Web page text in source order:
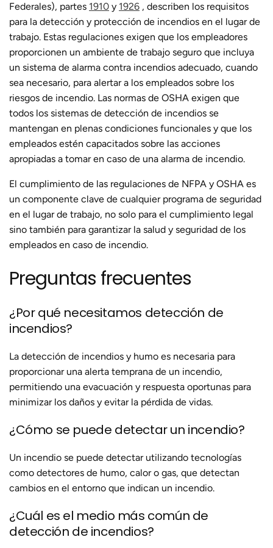
Federales), partes 1910 y 1926 , describen los requisitos
para la detección y protección de incendios en el lugar de
trabajo. Estas regulaciones exigen que los empleadores
proporcionen un ambiente de trabajo seguro que incluya
un sistema de alarma contra incendios adecuado, cuando
sea necesario, para alertar a los empleados sobre los
riesgos de incendio. Las normas de OSHA exigen que
todos los sistemas de detección de incendios se
mantengan en plenas condiciones funcionales y que los
empleados estén capacitados sobre las acciones
apropiadas a tomar en caso de una alarma de incendio.
El cumplimiento de las regulaciones de NFPA y OSHA es
un componente clave de cualquier programa de seguridad
en el lugar de trabajo, no solo para el cumplimiento legal
sino también para garantizar la salud y seguridad de los
empleados en caso de incendio.
Preguntas frecuentes
¿Por qué necesitamos detección de
incendios?
La detección de incendios y humo es necesaria para
proporcionar una alerta temprana de un incendio,
permitiendo una evacuación y respuesta oportunas para
minimizar los daños y evitar la pérdida de vidas.
¿Cómo se puede detectar un incendio?
Un incendio se puede detectar utilizando tecnologías
como detectores de humo, calor o gas, que detectan
cambios en el entorno que indican un incendio.
¿Cuál es el medio más común de
detección de incendios?